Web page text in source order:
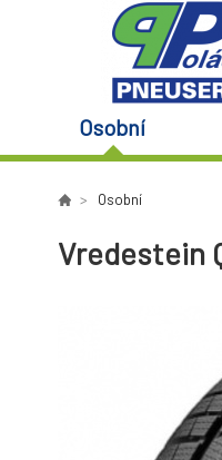
Osobní
Osobní
Vredestein